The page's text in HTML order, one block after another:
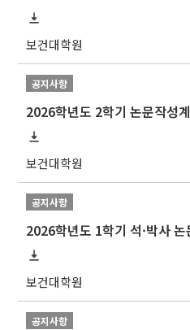
보건대학원
공지사항
보건대학원
공지사항
보건대학원
공지사항